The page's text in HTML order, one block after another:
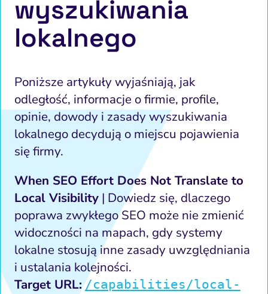
wyszukiwania
lokalnego
Poniższe artykuły wyjaśniają, jak
odległość, informacje o firmie, profile,
opinie, dowody i zasady wyszukiwania
lokalnego decydują o miejscu pojawienia
się firmy.
When SEO Effort Does Not Translate to
Local Visibility| Dowiedz się, dlaczego
poprawa zwykłego SEO może nie zmienić
widoczności na mapach, gdy systemy
lokalne stosują inne zasady uwzględniania
i ustalania kolejności.
Target URL: /capabilities/local-